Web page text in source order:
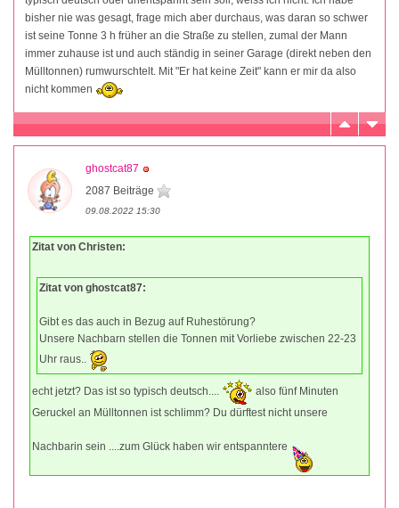
bisher nie was gesagt, frage mich aber durchaus, was daran so schwer
ist seine Tonne 3 h früher an die Straße zu stellen, zumal der Mann
immer zuhause ist und auch ständig in seiner Garage (direkt neben den
Mülltonnen) rumwurschtelt. Mit "Er hat keine Zeit" kann er mir da also
nicht kommen
ghostcat87
2087 Beiträge
09.08.2022 15:30
Zitat von Christen:
Zitat von ghostcat87:
Gibt es das auch in Bezug auf Ruhestörung?
Unsere Nachbarn stellen die Tonnen mit Vorliebe zwischen 22-23
Uhr raus..
echt jetzt? Das ist so typisch deutsch....
also fünf Minuten
Geruckel an Mülltonnen ist schlimm? Du dürftest nicht unsere
Nachbarin sein ....zum Glück haben wir entspanntere